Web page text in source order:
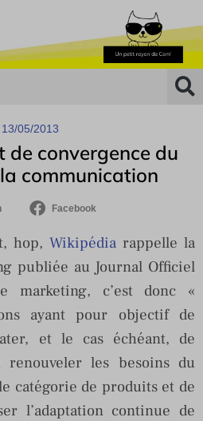
13/05/2013
de convergence du
communication
Facebook
hop, Wikipédiarappelle la
publiée au Journal Officiel
c’est donc «
ayant pour objectif de
et le cas échéant, de
les besoins du
catégorie de produits et de
l’adaptation continue de